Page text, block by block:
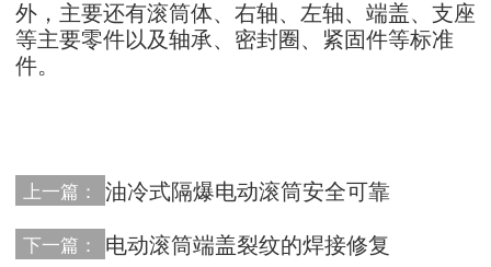
外，主要还有滚筒体、右轴、左轴、端盖、支座
等主要零件以及轴承、密封圈、紧固件等标准
件。
上一篇： 油冷式隔爆电动滚筒安全可靠
下一篇： 电动滚筒端盖裂纹的焊接修复